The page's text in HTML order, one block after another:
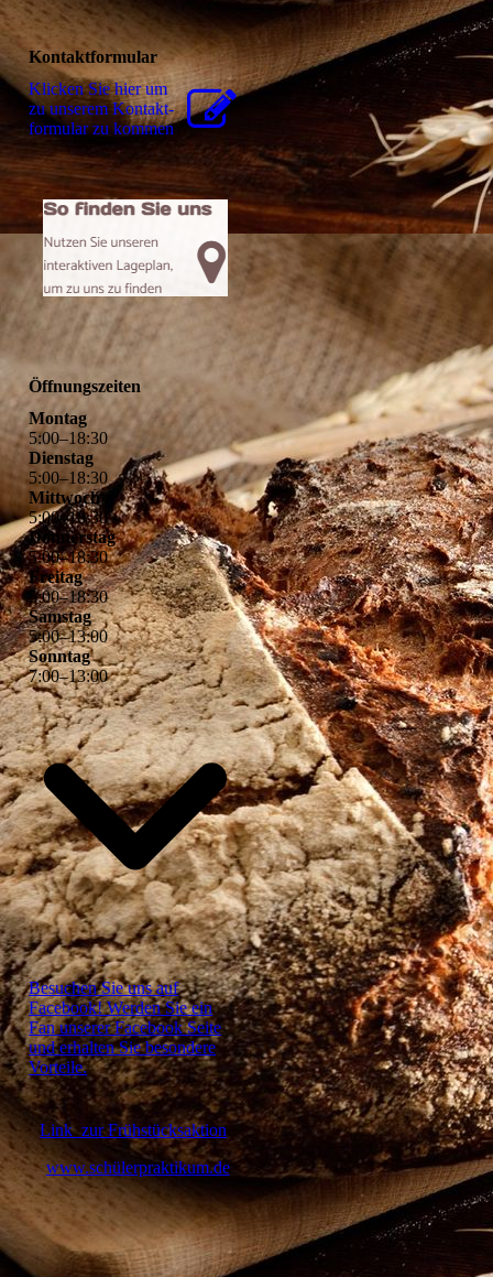
Kontaktformular
Klicken Sie hier um
zu unserem Kon­takt­
for­mu­lar zu kommen
Öffnungszeiten
Montag
5:00–18:30
Dienstag
5:00–18:30
Mittwoch
5:00–18:30
Donnerstag
5:00–18:30
Freitag
5:00–18:30
Samstag
5:00–13:00
Sonntag
7:00–13:00
Besuchen Sie uns auf
Facebook! Werden Sie ein
Fan unserer Facebook Seite
und erhalten Sie besondere
Vorteile.
Link zur Frühstücksaktion
www.schülerpraktikum.de